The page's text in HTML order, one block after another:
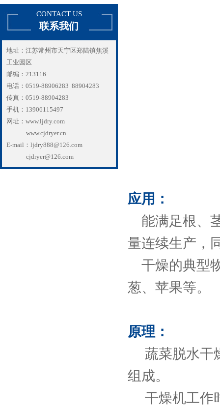
CONTACT US
联系我们
地址：江苏常州市天宁区郑陆镇焦溪
工业园区
邮编：213116
电话：0519-88906283 88904283
传真：0519-88904283
手机：13906115497
网址：www.ljdry.com
www.cjdryer.cn
E-mail：ljdry888@126.com
cjdryer@126.com
应用：
能满足根、
量连续生产，
干燥的典型
葱、苹果等。
原理：
蔬菜脱水干
组成。
干燥机工作